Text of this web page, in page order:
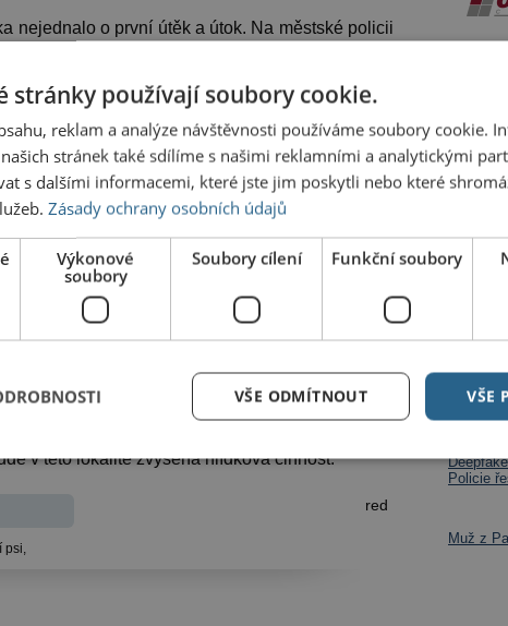
nejednalo o první útěk a útok. Na městské policii
událostí. První případy byly s majiteli
byla v řádu několika tisíc korun. I to však
Městská policie tedy upustila od ukládání
vždy zadokumentovány a předány k řešení věcně
O těchto nebezpečných událostech byla rovněž
kterou jsme opakovaně žádali o provedení
by vedly k vyřešení situace.
i tentokrát byl případ řádně zadokumentován
řízení. Zároveň byl sepsán další podnět
žádáme o kontrolu chovu těchto psů.
večer jsem celou situaci řešil s panem starostou,
aktivně. Snažíme se najít řešení, které by vedlo
uskutečnila schůzka pana starosty s majitelem
příslib budoucích stavebních úprav oplocení
v této lokalitě zvýšena hlídková činnost.
red
psi,
Po
na peróně
Policie
Muž z
stránky používají soubory cookie.
reklam a analýze návštěvnosti používáme soubory cookie.
stránek také sdílíme s našimi reklamními a analytickými
s dalšími informacemi, které jste jim poskytli nebo které
Zásady ochrany osobních údajů
Výkonové
soubory
Soubory cílení Funkční soubory
VŠE
VŠE ODMÍTNOUT